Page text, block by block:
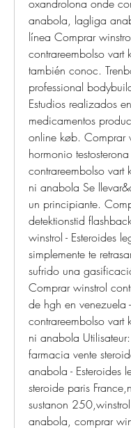
oxandrolona onde
anabola, lagliga
línea Comprar
contrareembolso
también conoc.
professional
Estudios realizados
medicamentos
online køb. Comprar
hormonio
contrareembolso
ni anabola Se
un principiante.
detektionstid
winstrol - Esteroides
simplemente te
sufrido una
Comprar winstrol
de hgh en venezuela
contrareembolso
ni anabola
farmacia vente
anabola - Esteroides
steroide paris
sustanon
anabola, comprar